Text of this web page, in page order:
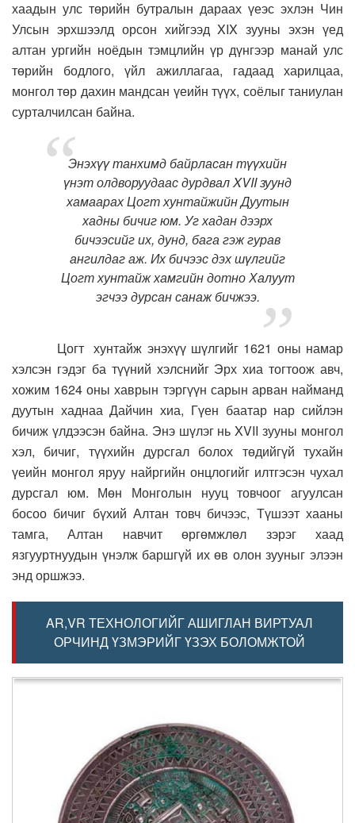
хаадын улс төрийн бутралын дараах үеэс эхлэн Чин
Улсын эрхшээлд орсон хийгээд XIX зууны эхэн үед
алтан ургийн ноёдын тэмцлийн үр дүнгээр манай улс
төрийн бодлого, үйл ажиллагаа, гадаад харилцаа,
монгол төр дахин мандсан үеийн түүх, соёлыг таниулан
сурталчилсан байна.
Энэхүү танхимд байрласан түүхийн
үнэт олдворуудаас дурдвал XVII зуунд
хамаарах Цогт хунтайжийн Дуутын
хадны бичиг юм. Уг хадан дээрх
бичээсийг их, дунд, бага гэж гурав
ангилдаг аж. Их бичээс дэх шүлгийг
Цогт хунтайж хамгийн дотно Халуут
эгчээ дурсан санаж бичжээ.
Цогт хунтайж энэхүү шүлгийг 1621 оны намар
хэлсэн гэдэг ба түүний хэлснийг Эрх хиа тогтоож авч,
хожим 1624 оны хаврын тэргүүн сарын арван найманд
дуутын хаднаа Дайчин хиа, Гүен баатар нар сийлэн
бичиж үлдээсэн байна. Энэ шүлэг нь XVII зууны монгол
хэл, бичиг, түүхийн дурсгал болох төдийгүй тухайн
үеийн монгол яруу найргийн онцлогийг илтгэсэн чухал
дурсгал юм. Мөн Монголын нууц товчоог агуулсан
босоо бичиг бүхий Алтан товч бичээс, Түшээт хааны
тамга, Алтан навчит өргөмжлөл зэрэг хаад
язгууртнуудын үнэлж баршгүй их өв олон зууныг элээн
энд оршжээ.
AR,VR ТЕХНОЛОГИЙГ АШИГЛАН ВИРТУАЛ
ОРЧИНД ҮЗМЭРИЙГ ҮЗЭХ БОЛОМЖТОЙ